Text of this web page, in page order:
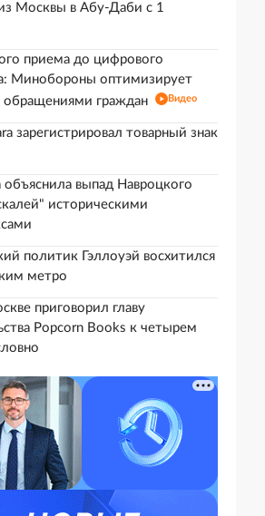
Москвы в Абу-Даби с 1
приема до цифрового
Минобороны оптимизирует
обращениями граждан
Видео
зарегистрировал товарный знак
объяснила выпад Навроцкого
историческими
политик Гэллоуэй восхитился
метро
приговорил главу
Popcorn Books к четырем